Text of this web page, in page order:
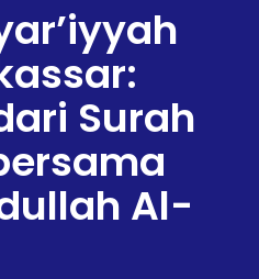
Surah
Al-